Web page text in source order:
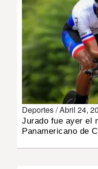
MULTIMEDIA
IMPRESO
Deportes /Abril 24,
Jurado fue ayer el
Panamericano de